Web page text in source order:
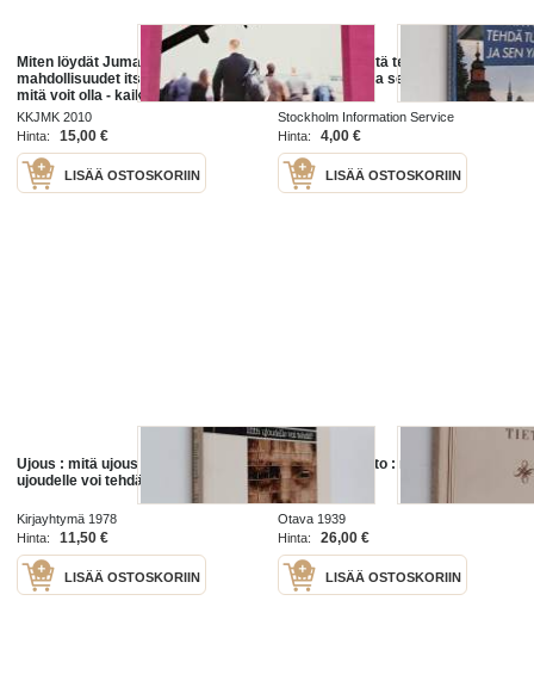
Miten löydät Jumalan
mahdollisuudet itsessäsi : kaikki,
mitä voit olla - kaikki, mitä voit
tehdä
KKJMK 2010
Hinta:
15,00 €
LISÄÄ OSTOSKORIIN
Mitä nähdä, mitä tehdä
Tukholmassa ja sen ympäristössä
Stockholm Information Service
Hinta:
4,00 €
LISÄÄ OSTOSKORIIN
Ujous : mitä ujous on : mitä
ujoudelle voi tehdä
Kirjayhtymä 1978
Hinta:
11,50 €
LISÄÄ OSTOSKORIIN
Inhimillinen tieto : mitä se on ja
mitä se ei ole
Otava 1939
Hinta:
26,00 €
LISÄÄ OSTOSKORIIN